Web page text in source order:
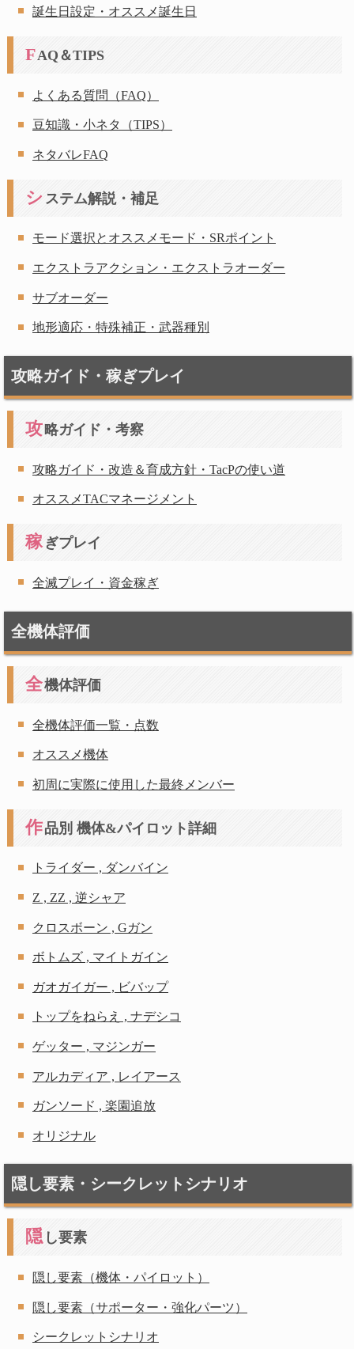
誕生日設定・オススメ誕生日
FAQ＆TIPS
よくある質問（FAQ）
豆知識・小ネタ（TIPS）
ネタバレFAQ
シ ステム解説・補足
モード選択とオススメモード・SRポイント
エクストラアクション・エクストラオーダー
サブオーダー
地形適応・特殊補正・武器種別
攻略ガイド・稼ぎプレイ
攻略ガイド・考察
攻略ガイド・改造＆育成方針・TacPの使い道
オススメTACマネージメント
稼 ぎプレイ
全滅プレイ・資金稼ぎ
全機体評価
全機体評価
全機体評価一覧・点数
オススメ機体
初周に実際に使用した最終メンバー
作品別 機体&パイロット詳細
トライダー , ダンバイン
Z , ZZ , 逆シャア
クロスボーン , Gガン
ボトムズ , マイトガイン
ガオガイガー , ビバップ
トップをねらえ , ナデシコ
ゲッター , マジンガー
アルカディア , レイアース
ガンソード , 楽園追放
オリジナル
隠し要素・シークレットシナリオ
隠 し要素
隠し要素（機体・パイロット）
隠し要素（サポーター・強化パーツ）
シークレットシナリオ